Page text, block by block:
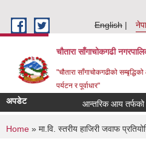
English
चौतारा साँगाचोकगढी
"चौतारा साँगाचोकगढीको
पर्यटन र पूर्वाधार"
अपडेट आन्तरिक आय तर्फको
You are here
Home » मा.वि. स्तरीय हाजिरी जवाफ